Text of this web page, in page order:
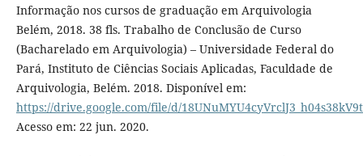
Informação nos cursos de graduação em Arquivologia
Belém, 2018. 38 fls. Trabalho de Conclusão de Curso
(Bacharelado em Arquivologia) – Universidade Federal do
Pará, Instituto de Ciências Sociais Aplicadas, Faculdade de
Arquivologia, Belém. 2018. Disponível em:
https://drive.google.com/file/d/
Acesso em: 22 jun. 2020.